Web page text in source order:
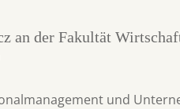
an der Fakultät
und